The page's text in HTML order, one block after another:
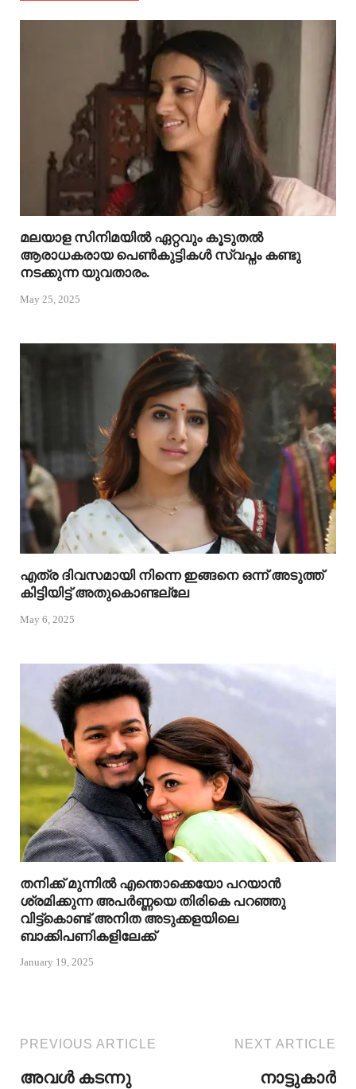
മലയാള സിനിമയിൽ ഏറ്റവും കൂടുതൽ
ആരാധകരായ പെൺകുട്ടികൾ സ്വപ്നം കണ്ടു
നടക്കുന്ന യുവതാരം.
May 25, 2025
എത്ര ദിവസമായി നിന്നെ ഇങ്ങനെ ഒന്ന് അടുത്ത്
കിട്ടിയിട്ട് അതുകൊണ്ടല്ലേ
May 6, 2025
തനിക്ക് മുന്നിൽ എന്തൊക്കെയോ പറയാൻ
ശ്രമിക്കുന്ന അപർണ്ണയെ തിരികെ പറഞ്ഞു
വിട്ട്കൊണ്ട് അനിത അടുക്കളയിലെ
ബാക്കിപണികളിലേക്ക്
January 19, 2025
PREVIOUS ARTICLE
അവൾ കടന്നു
NEXT ARTICLE
നാട്ടുകാർ